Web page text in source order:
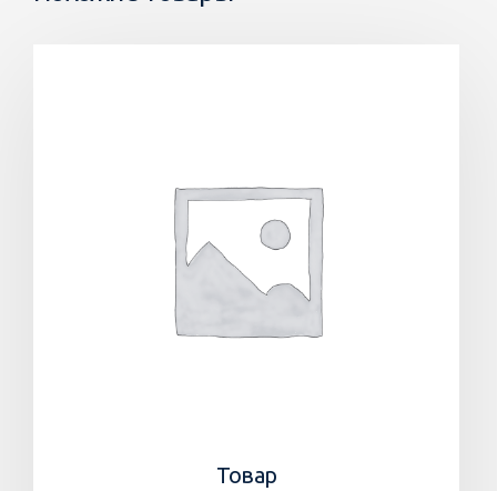
Товар